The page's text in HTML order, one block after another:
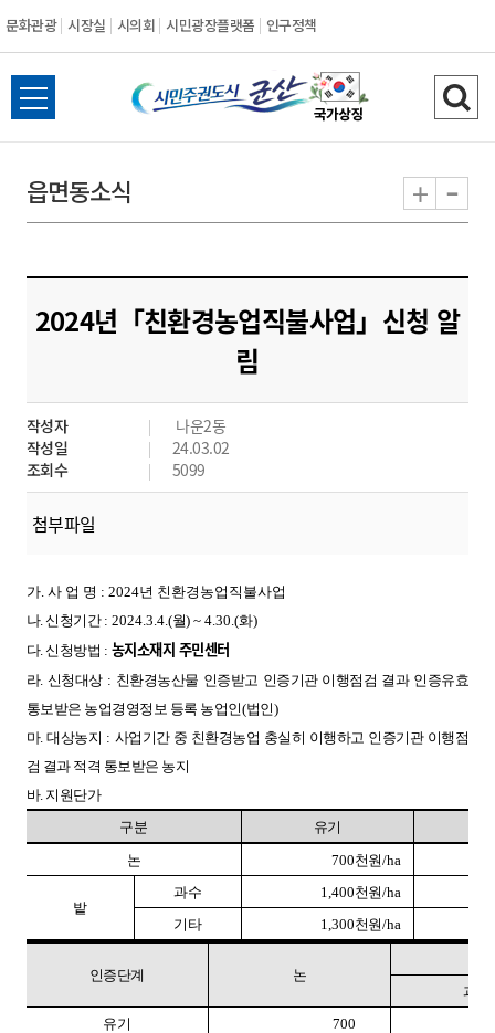
문화관광 시장실 시의회 시민광장플랫폼 인구정책
시
민
도
시
군
산
전
체
뉴
열
검
색
기
읍면동소식 + -
2024년「친환경농업직불사업」신청 알
림
작성자
나운2동
작성일
24.03.02
조회수
5099
첨부파일
가. 사 업 명 : 2024년 친환경농업직불사업
나. 신청기간 : 2024.3.4.(월) ~ 4.30.(화)
다. 신청방법 : 농지소재지 주민센터
라. 신청대상 : 친환경농산물 인증받고 인증기관 이행점검 결과 인증유효
통보받은 농업경영정보 등록 농업인(법인)
마. 대상농지 : 사업기간 중 친환경농업 충실히 이행하고 인증기관 이행점
검 결과 적격 통보받은 농지
바. 지원단가
구분
유기
논
700천원/ha
밭
과수 1,400천원/ha
기타
1,300천원/ha
인증단계
논
과수
유기
700